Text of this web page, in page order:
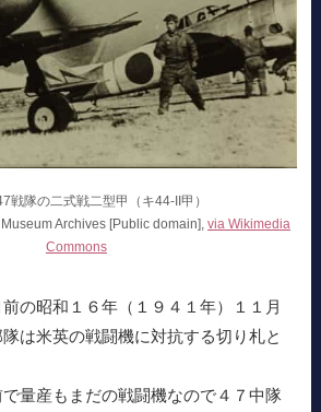
戦隊の二式戦二型甲（キ44-II甲）
Archives [Public domain], via Wikimedia
Commons
の昭和１６年（１９４１年）１１月
は米英の戦闘機に対抗する切り札と
量産もまだの戦闘機なので４７中隊